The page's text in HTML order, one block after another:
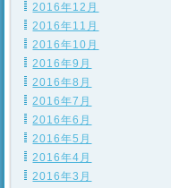
2016年12月
2016年11月
2016年10月
2016年9月
2016年8月
2016年7月
2016年6月
2016年5月
2016年4月
2016年3月